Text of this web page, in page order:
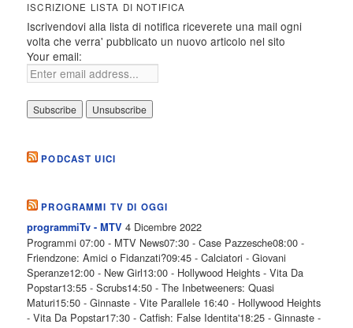
ISCRIZIONE LISTA DI NOTIFICA
Iscrivendovi alla lista di notifica riceverete una mail ogni
volta che verra' pubblicato un nuovo articolo nel sito
Your email:
PODCAST UICI
PROGRAMMI TV DI OGGI
programmiTv - MTV 4 Dicembre 2022
Programmi 07:00 - MTV News07:30 - Case Pazzesche08:00 -
Friendzone: Amici o Fidanzati?09:45 - Calciatori - Giovani
Speranze12:00 - New Girl13:00 - Hollywood Heights - Vita Da
Popstar13:55 - Scrubs14:50 - The Inbetweeners: Quasi
Maturi15:50 - Ginnaste - Vite Parallele 16:40 - Hollywood Heights
- Vita Da Popstar17:30 - Catfish: False Identita'18:25 - Ginnaste -